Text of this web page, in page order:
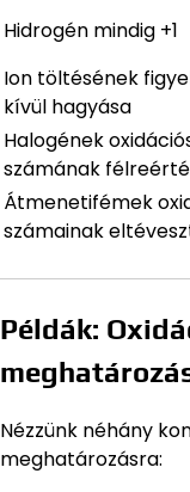
Hidrogén mindig +1
Ion töltésének
kívül hagyása
Halogének
számának
Átmenetifémek
számainak
Példák:
Nézzünk néhány
meghatározásra: